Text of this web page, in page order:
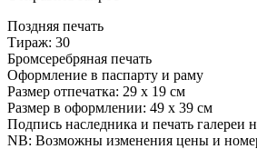
Поздняя печать
Тираж: 30
Бромсеребряная печать
Оформление в паспарту и раму
Размер отпечатка: 29 х 19 см
Размер в оформлении: 49 х 39 см
Подпись наследника и печать галереи
NB: Возможны изменения цены и